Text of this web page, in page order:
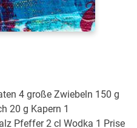
4 große Zwiebeln 150 g
20 g Kapern 1
Pfeffer 2 cl Wodka 1 Prise